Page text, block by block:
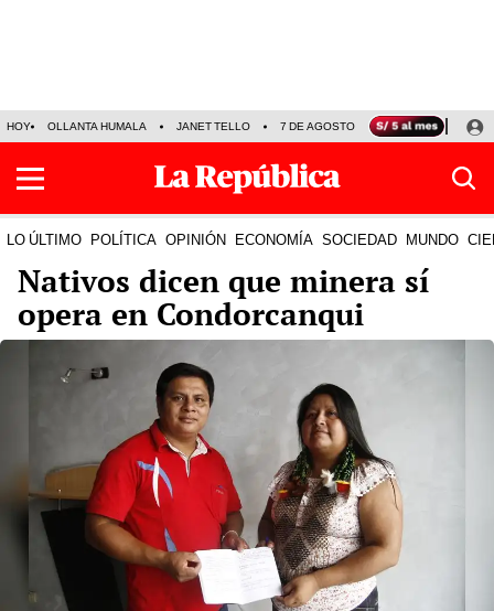
HOY OLLANTA HUMALA JANET TELLO 7 DE AGOSTO TINKA RESULTADOS
LO ÚLTIMO POLÍTICA OPINIÓN ECONOMÍA SOCIEDAD MUNDO
Nativos dicen que minera sí
opera en Condorcanqui